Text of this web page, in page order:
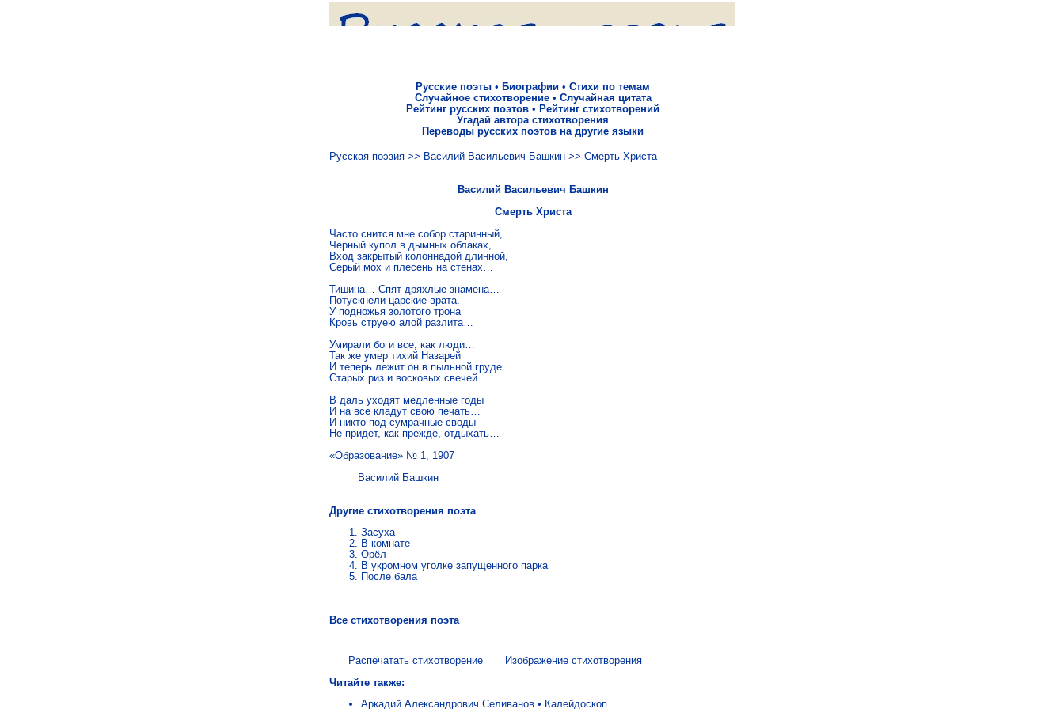
Русские поэты • Биографии • Стихи по темам
Случайное стихотворение• Случайная цитата
Рейтинг русских поэтов • Рейтинг стихотворений
Угадай автора стихотворения
Переводы русских поэтов на другие языки
Русская поэзия >> Василий Васильевич Башкин >> Смерть Хри­ста
Василий Васильевич Башкин
Смерть Хри­ста
Часто снит­ся мне собор ста­рин­ный,
Чер­ный купол в дым­ных об­ла­ках,
Вход за­кры­тый ко­лон­на­дой длин­ной,
Серый мох и пле­сень на сте­нах…
Ти­ши­на… Спят дрях­лые зна­ме­на…
По­туск­не­ли цар­ские врата.
У под­но­жья зо­ло­то­го трона
Кровь стру­ею алой раз­ли­та…
Уми­ра­ли боги все, как люди…
Так же умер тихий На­за­рей
И те­перь лежит он в пыль­ной груде
Ста­рых риз и вос­ко­вых све­чей…
В даль ухо­дят мед­лен­ные годы
И на все кла­дут свою пе­чать…
И никто под су­мрач­ные своды
Не при­дет, как пре­жде, от­ды­хать…
«Образование» № 1, 1907
Василий Башкин
Другие стихотворения поэта
За­су­ха
В ком­на­те
Орёл
В укром­ном угол­ке за­пу­щен­но­го парка
После бала
Все стихотворения поэта
Распечатать стихотворение
Изображение стихотворения
Читайте также:
Аркадий Александрович Селиванов • Ка­лей­до­скоп